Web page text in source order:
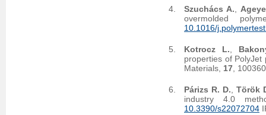
Szuchács A.
overmolded
10.1016/
Kotrocz L.
properties of PolyJet
Materials, 17 ,
Párizs R. D.
Török
industry 4.0
10.3390/s22072704